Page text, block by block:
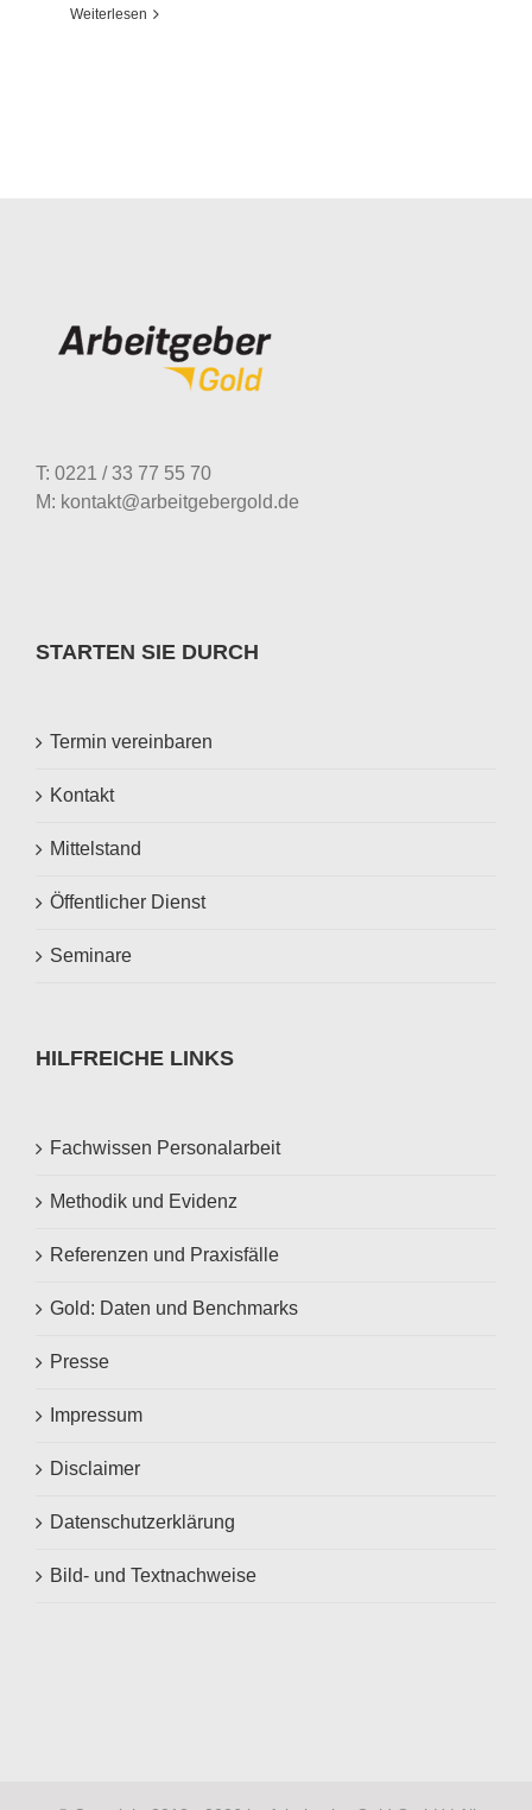
Weiterlesen
T: 0221 / 33 77 55 70
M: kontakt@arbeitgebergold.de
STARTEN SIE DURCH
Termin vereinbaren
Kontakt
Mittelstand
Öffentlicher Dienst
Seminare
HILFREICHE LINKS
Fachwissen Personalarbeit
Methodik und Evidenz
Referenzen und Praxisfälle
Gold: Daten und Benchmarks
Presse
Impressum
Disclaimer
Datenschutzerklärung
Bild- und Textnachweise